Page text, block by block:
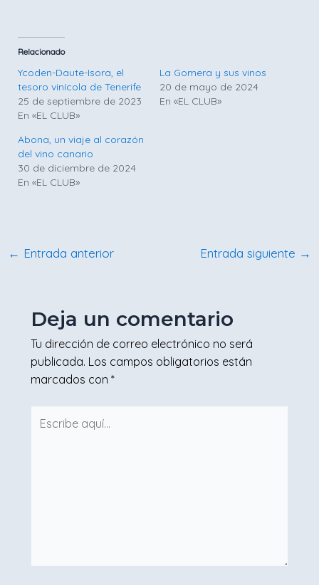
Relacionado
Ycoden-Daute-Isora, el
tesoro vinícola de Tenerife
25 de septiembre de 2023
En «EL CLUB»
La Gomera y sus vinos
20 de mayo de 2024
En «EL CLUB»
Abona, un viaje al corazón
del vino canario
30 de diciembre de 2024
En «EL CLUB»
← Entrada anterior Entrada siguiente →
Deja un comentario
Tu dirección de correo electrónico no será
publicada. Los campos obligatorios están
marcados con *
aquí...